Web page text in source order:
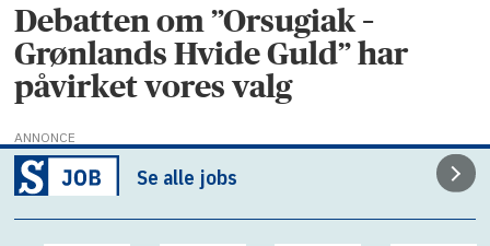
Debatten om ”Orsugiak –
Grønlands Hvide Guld” har
påvirket vores valg
ANNONCE
Se alle jobs